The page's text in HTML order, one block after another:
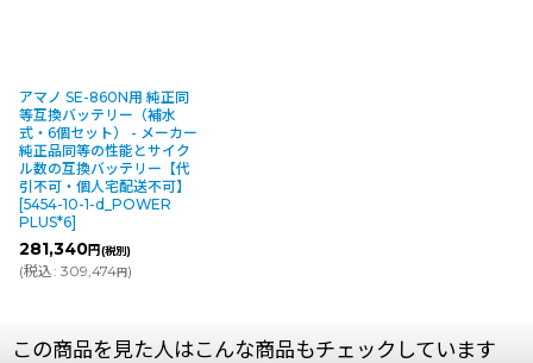
アマノ SE-860N用 純正同
等互換バッテリー（補水
式・6個セット） - メーカー
純正品同等の性能とサイク
ル数の互換バッテリー【代
引不可・個人宅配送不可】
[5454-10-1-d_POWER
PLUS*6]
281,340円(税別)
(税込: 309,474円)
この商品を見た人はこんな商品もチェックしています